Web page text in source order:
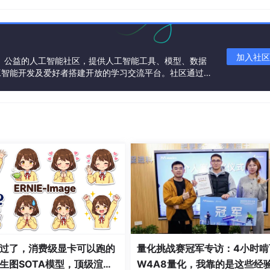
综合练习
题
益的人工智能社区，提供人工智能工具、模型、数据
能开发及爱好者搭建开放的学习交流平台。社区通过理
加入社区
了，消费级显卡可以跑的
图SOTA模型，顶级渲
量化挑战赛冠军专访：4小时
W4A8量化，我靠的是这些经